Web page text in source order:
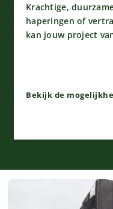
Krachtige,
haperingen of
kan jouw project
Bekijk de